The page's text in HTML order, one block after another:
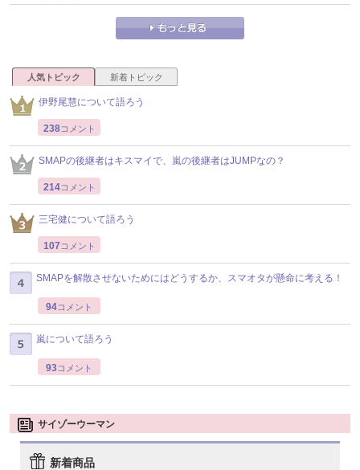
人気トピック 新着トピック
伊野尾慧について語ろう
238コメント
SMAPの後継者はキスマイで、嵐の後継者はJUMPなの？
214コメント
三宅健について語ろう
107 コメント
SMAPを解散させないためにはどうするか、スマオタが懸命に考える！
94コメント
嵐について語ろう
93コメント
サイゾーウーマン
新着商品